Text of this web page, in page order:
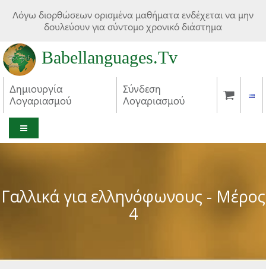
Λόγω διορθώσεων ορισμένα μαθήματα ενδέχεται να μην
δουλεύουν για σύντομο χρονικό διάστημα
Babellanguages.Tv
Δημιουργία
Λογαριασμού
Σύνδεση
Λογαριασμού
Γαλλικά για ελληνόφωνους - Μέρος
4